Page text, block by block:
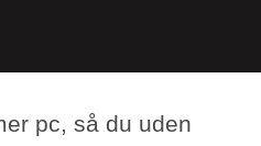
pc, så du uden